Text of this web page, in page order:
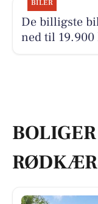
BILER
De billigste
ned til 19.900